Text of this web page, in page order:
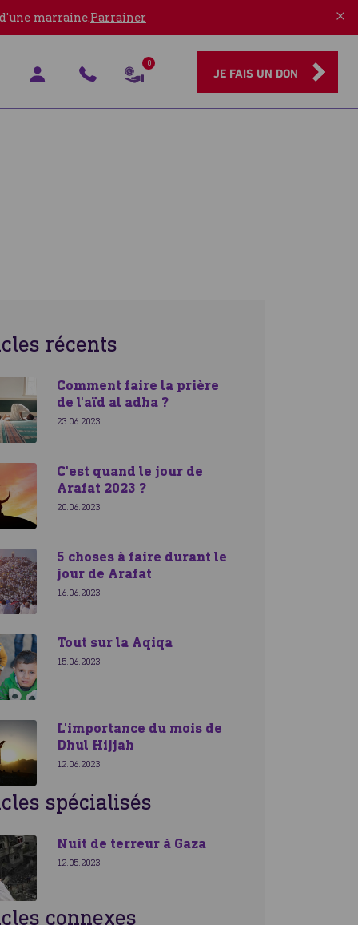
marraine.Parrainer
0
JE FAIS UN DON
récents
Comment faire la prière
de l'aïd al adha ?
23.06.2023
C'est quand le jour de
Arafat 2023 ?
20.06.2023
5 choses à faire durant le
jour de Arafat
16.06.2023
Tout sur la Aqiqa
15.06.2023
L'importance du mois de
Dhul Hijjah
12.06.2023
spécialisés
Nuit de terreur à Gaza
12.05.2023
connexes